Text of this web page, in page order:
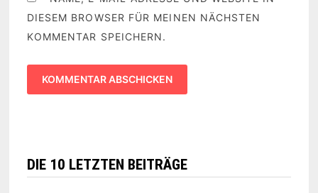
DIESEM BROWSER FÜR MEINEN NÄCHSTEN
KOMMENTAR SPEICHERN.
DIE 10 LETZTEN BEITRÄGE